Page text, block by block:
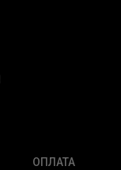
ОПЛАТА